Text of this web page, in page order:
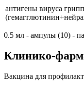
антигены вируса
0.5 мл - ампулы (10) -
Клинико-
Вакцина для